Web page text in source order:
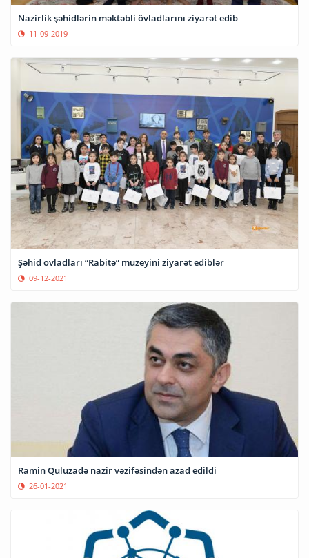
Nazirlik şəhidlərin məktəbli övladlarını ziyarət edib
11-09-2019
Şəhid övladları “Rabitə” muzeyini ziyarət ediblər
09-12-2021
Ramin Quluzadə nazir vəzifəsindən azad edildi
26-01-2021